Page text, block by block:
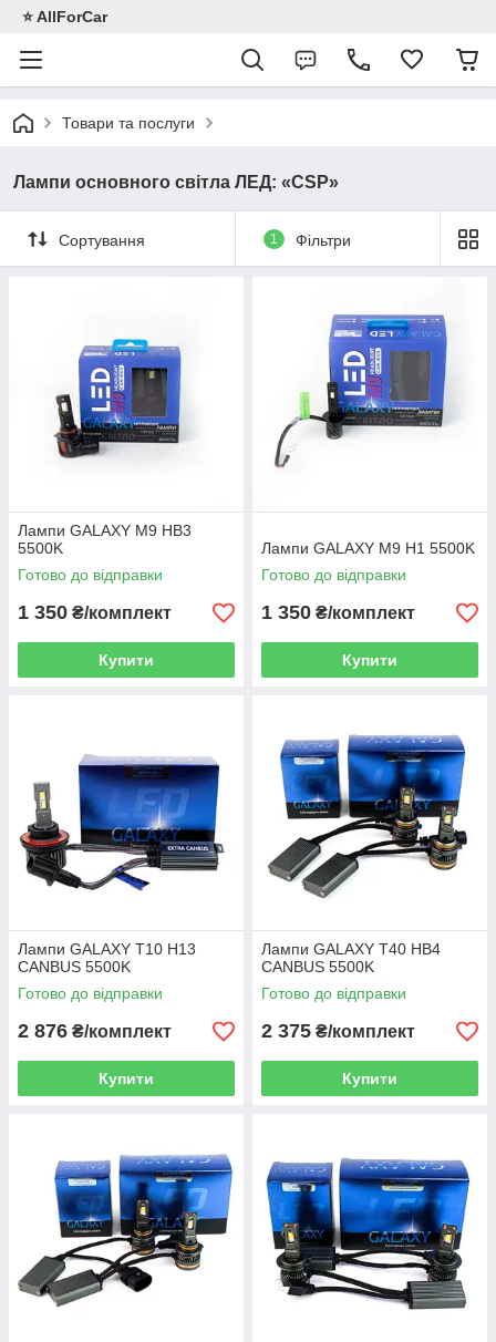
⭐️ AllForCar
Товари та послуги
Лампи основного світла ЛЕД: «CSP»
Сортування 1 Фільтри
Лампи GALAXY M9 HB3
5500K
Готово до відправки
1 350 ₴/комплект
Купити
Лампи GALAXY M9 H1 5500K
Готово до відправки
1 350 ₴/комплект
Купити
Лампи GALAXY T10 H13
CANBUS 5500K
Готово до відправки
2 876 ₴/комплект
Купити
Лампи GALAXY T40 HB4
CANBUS 5500K
Готово до відправки
2 375 ₴/комплект
Купити